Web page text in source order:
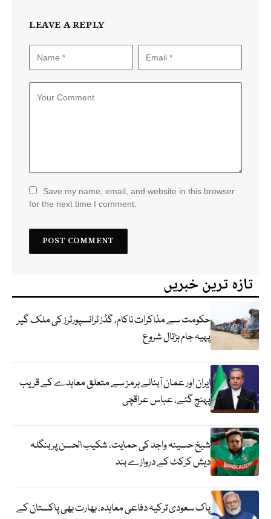
LEAVE A REPLY
Save my name, email, and website in this browser
for the next time I comment.
تازہ ترین خبریں
حکومت سے مذاکرات ناکام، گڈز ٹرانسپورٹرز کی ملک گیر
پہیہ جام ہڑتال شروع
ایران اور عمان آبنائے ہرمز سے متعلق معاہدے کے قریب
پہنچ گئے، عباس عراقچی
شیخ حسینہ واجد کی حمایت، شکیب الحسن پر بنگلہ
دیش کرکٹ کے دروازے بند
پاک سعودی ترکیہ دفاعی معاہدہ، بھارت بھی پاکستان کے